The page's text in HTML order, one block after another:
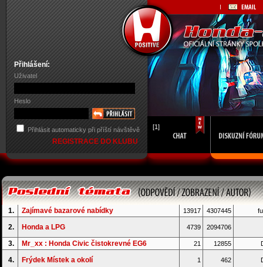
Přihlášení:
Uživatel
Heslo
Přihlásit automaticky při příští návštěvě
REGISTRACE DO KLUBU
[1]
1. Zajímavé bazarové nabídky 13917 4307445
2. Honda a LPG 4739 2094706
3. Mr_xx : Honda Civic čistokrevné EG6 21 12855
4. Frýdek Místek a okolí 1 462